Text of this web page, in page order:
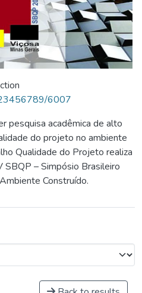
6007
pesquisa acadêmica de alto
do projeto no ambiente
Qualidade do Projeto realiza
– Simpósio Brasileiro
Construído.